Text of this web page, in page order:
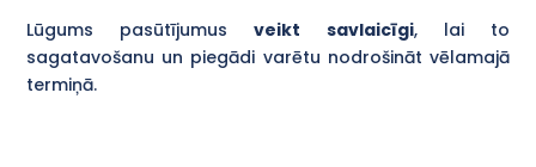
Lūgums pasūtījumusveikt savlaicīgi, lai to
sagatavošanu un piegādi varētu nodrošināt vēlamajā
termiņā.